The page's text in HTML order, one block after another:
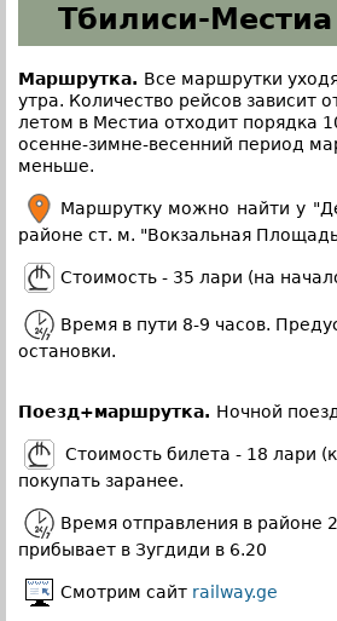
Тбилиси-
Маршрутка. Все маршрутки
утра. Количество рейсов зависит
летом в Местиа отходит порядка
осенне-зимне-весенний период
меньше.
Маршрутку можно найти у
районе ст. м. "Вокзальная
Стоимость - 35 лари (на
Время в пути 8-9 часов.
остановки.
Поезд+маршрутка. Ночной
Стоимость билета - 18 лари
покупать заранее.
Время отправления в районе
прибывает в Зугдиди в 6.20
Смотрим сайт railway.ge